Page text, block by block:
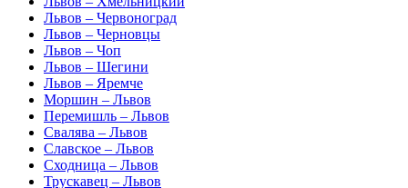
Львов – Червоноград
Львов – Черновцы
Львов – Чоп
Львов – Шегини
Львов – Яремче
Моршин – Львов
Перемишль – Львов
Свалява – Львов
Славское – Львов
Сходница – Львов
Трускавец – Львов